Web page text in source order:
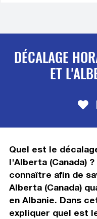
DÉCALAGE
ET
Quel est le
l'Alberta (Canada)
connaître afin de
Alberta (Canada)
en Albanie. Dans
expliquer quel est